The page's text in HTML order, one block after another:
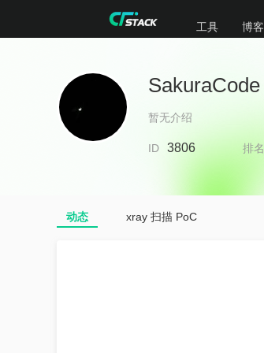
工具 博客
SakuraCode
暂无介绍
ID 3806 排名
动态 xray 扫描 PoC